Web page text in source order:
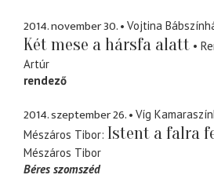
2014. november 30. Vojtina
Két mese a hársfa alatt
Artúr
rendező
2014. szeptember 26.
Víg
Mészáros Tibor Istent a falra
Mészáros Tibor
Béres szomszéd